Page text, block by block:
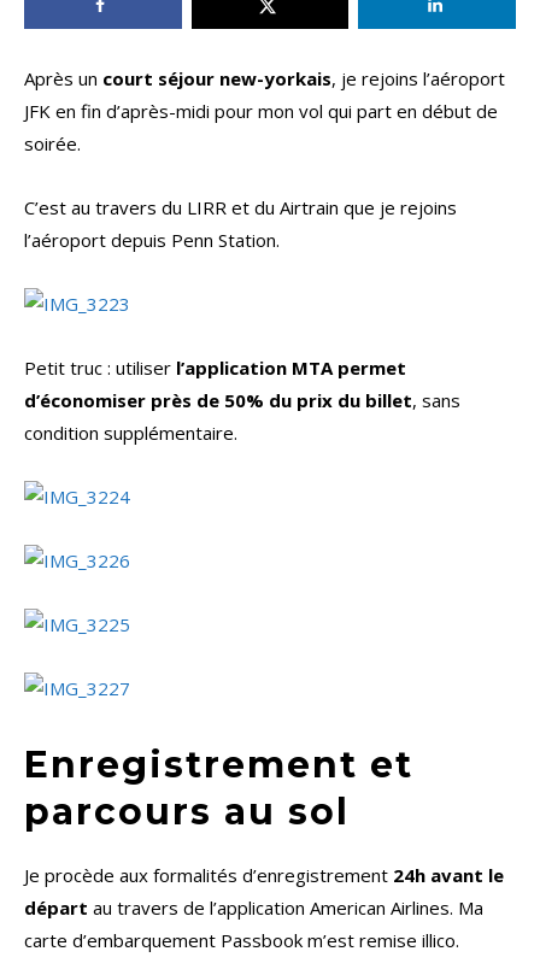
Après un court séjour new-yorkais, je rejoins l’aéroport
JFK en fin d’après-midi pour mon vol qui part en début de
soirée.
C’est au travers du LIRR et du Airtrain que je rejoins
l’aéroport depuis Penn Station.
Petit truc : utiliser l’application MTA permet
d’économiser près de 50% du prix du billet, sans
condition supplémentaire.
Enregistrement et
parcours au sol
Je procède aux formalités d’enregistrement 24h avant le
départ au travers de l’application American Airlines. Ma
carte d’embarquement Passbook m’est remise illico.